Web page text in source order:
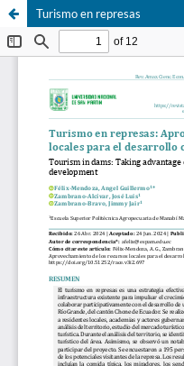
Turismo en represas